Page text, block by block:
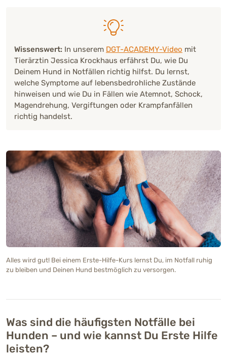
Wissenswert: In unserem DGT-ACADEMY-Video mit
Tierärztin Jessica Krockhaus erfährst Du, wie Du
Deinem Hund in Notfällen richtig hilfst. Du lernst,
welche Symptome auf lebensbedrohliche Zustände
hinweisen und wie Du in Fällen wie Atemnot, Schock,
Magendrehung, Vergiftungen oder Krampfanfällen
richtig handelst.
Alles wird gut! Bei einem Erste-Hilfe-Kurs lernst Du, im Notfall ruhig
zu bleiben und Deinen Hund bestmöglich zu versorgen.
Was sind die häufigsten Notfälle bei
Hunden – und wie kannst Du Erste Hilfe
leisten?